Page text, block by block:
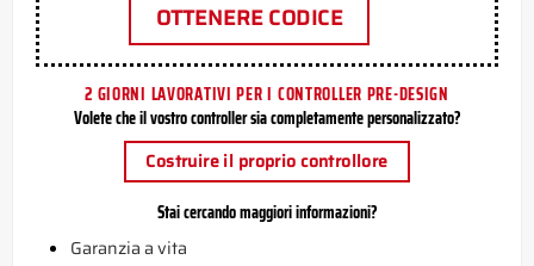
OTTENERE CODICE
2 GIORNI LAVORATIVI PER I CONTROLLER PRE-DESIGN
Volete che il vostro controller sia completamente personalizzato?
Costruire il proprio controllore
Stai cercando maggiori informazioni?
Garanzia a vita